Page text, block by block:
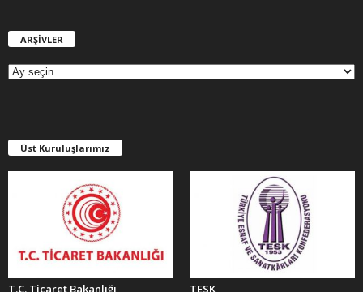
ARŞİVLER
E
R
Üst Kuruluşlarımız
T.C. Ticaret Bakanlığı TESK